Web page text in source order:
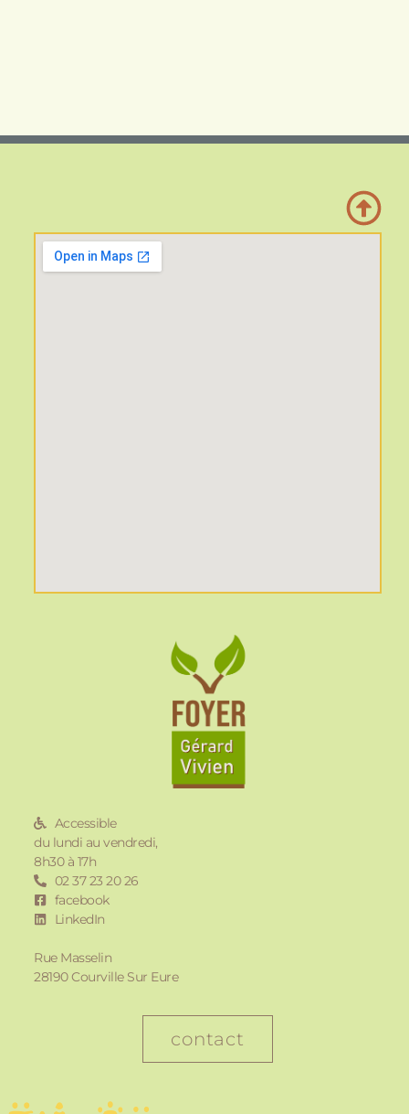
Accessible
du lundi au vendredi,
8h30 à 17h
02 37 23 20 26
facebook
LinkedIn
Rue Masselin
28190 Courville Sur Eure
contact